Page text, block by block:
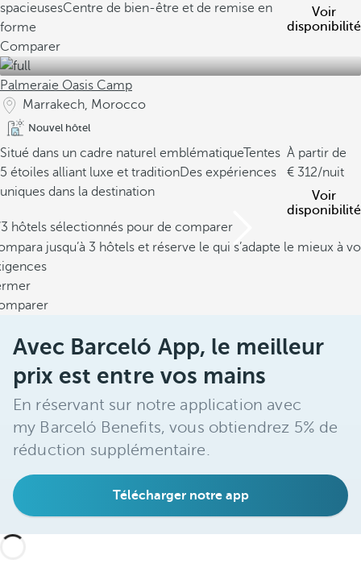
spacieusesCentre de bien-être et de remise en
forme
Voir
disponibilité
Comparer
Palmeraie Oasis Camp
Marrakech, Morocco
Nouvel hôtel
Situé dans un cadre naturel emblématiqueTentes
5 étoiles alliant luxe et traditionDes expériences
uniques dans la destination
À partir de
312/nuit
Voir
disponibilité
hôtels sélectionnés pour de comparer
jusqu’à 3 hôtels et réserve le qui s’adapte le mieux à
Avec Barceló App, le meilleur
prix est entre vos mains
En réservant sur notre application avec
my Barceló Benefits, vous obtiendrez 5% de
réduction supplémentaire.
Télécharger notre app